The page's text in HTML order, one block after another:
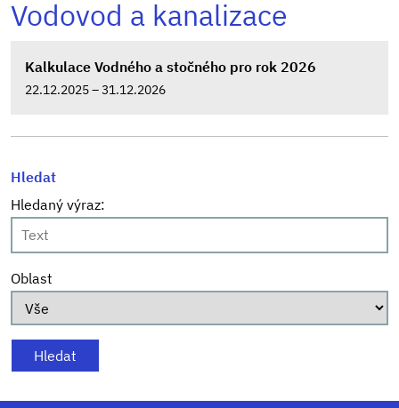
Vodovod a kanalizace
Kalkulace Vodného a stočného pro rok 2026
22.12.2025 – 31.12.2026
Hledat
Hledaný výraz:
Oblast